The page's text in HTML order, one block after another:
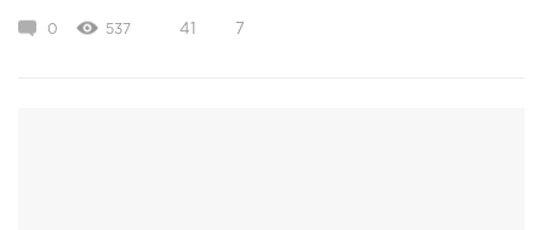
0 537 41 7